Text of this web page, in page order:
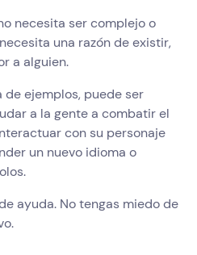
necesita ser complejo o
una razón de existir,
a alguien.
de ejemplos, puede ser
a la gente a combatir el
con su personaje
un nuevo idioma o
ayuda. No tengas miedo de